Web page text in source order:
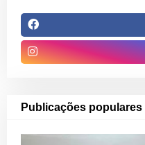
Publicações populares